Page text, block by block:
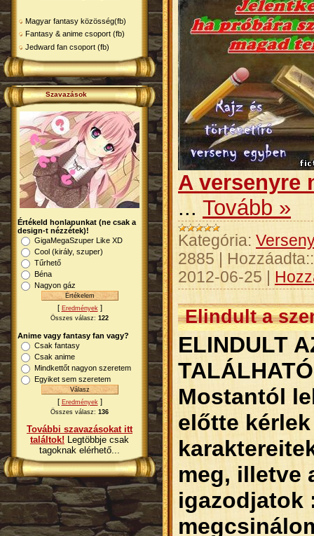
Magyar fantasy közösség(fb)
Fantasy & anime csoport (fb)
Jedward fan csoport (fb)
Szavazások
Értékeld honlapunkat (ne csak a
design-t nézzétek)!
GigaMegaSzuper Like XD
Cool (király, szuper)
Tűrhető
Béna
Nagyon gáz
[ Eredmények ]
Összes válasz: 122
Anime vagy fantasy fan vagy?
Csak fantasy
Csak anime
Mindkettőt nagyon szeretem
Egyiket sem szeretem
[ Eredmények ]
Összes válasz: 136
További szavazásokat itt
találtok! Legtöbbje csak
tagoknak elérhető...
A versenyre
... Tovább »
Kategória:
2885
Hozzáadta::
2012-06-25
Elindult a
ELINDULT
Mostantól
előtte
meg, illetve
igazodjatok